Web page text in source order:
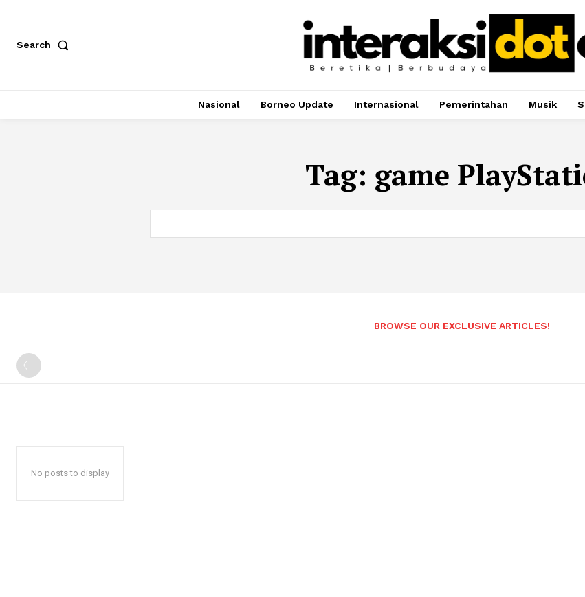
Search
Nasional Borneo Update Internasional Pemerintahan Musik
Tag: game
BROWSE OUR EXCLUSIVE ARTICLES!
No posts to display